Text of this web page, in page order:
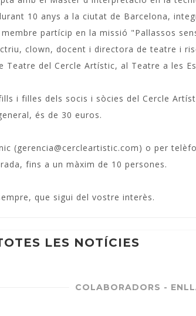
10 anys a la ciutat de Barcelona,
partícip en la missió "Pallassos
clown, docent i directora de teatre i
Teatre del Cercle Artístic, al Teatre a les
i filles dels socis i sòcies del Cercle
és de 30 euros.
(gerencia@cercleartistic.com) o per
fins a un màxim de 10 persones.
que sigui del vostre interès.
LES NOTÍCIES
COLABORADORS -